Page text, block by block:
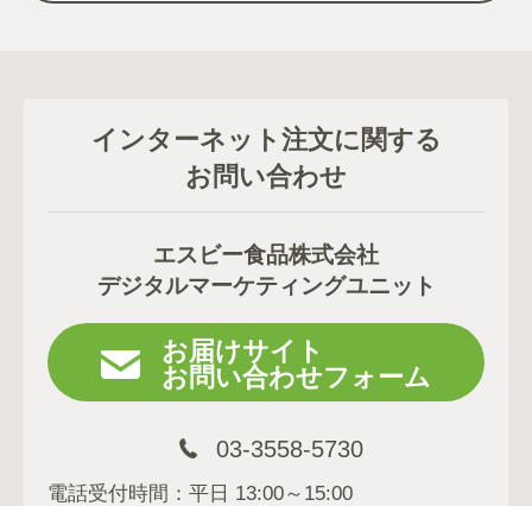
インターネット注文に関する
お問い合わせ
エスビー食品株式会社
デジタルマーケティングユニット
お届けサイト
お問い合わせフォーム
03-3558-5730
電話受付時間：平日 13:00～15:00